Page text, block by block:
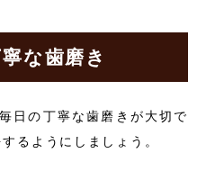
な歯磨き
日の丁寧な歯磨きが大切で
るようにしましょう。